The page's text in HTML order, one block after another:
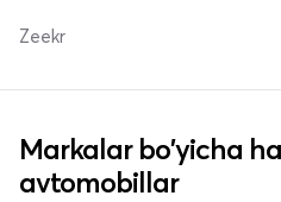
Zeekr
Markalar bo'yicha
avtomobillar